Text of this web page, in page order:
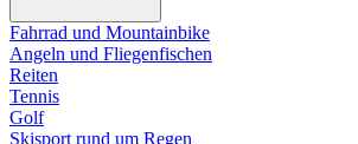
Fahrrad und Mountainbike
Angeln und Fliegenfischen
Reiten
Tennis
Golf
Skisport rund um Regen